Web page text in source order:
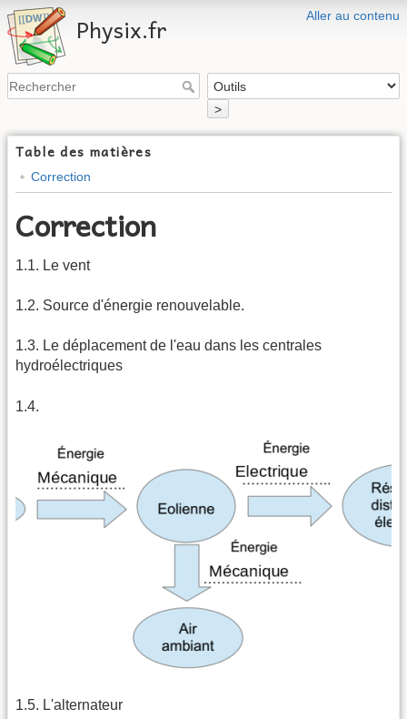
Aller au contenu
Physix.fr
>
Table des matières
Correction
Correction
1.1. Le vent
1.2. Source d'énergie renouvelable.
1.3. Le déplacement de l'eau dans les centrales
hydroélectriques
1.4.
1.5. L'alternateur